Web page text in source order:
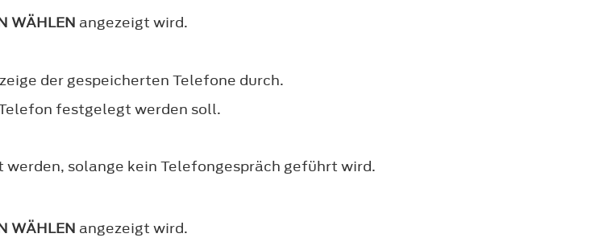
WÄHLEN angezeigt wird.
der gespeicherten Telefone durch.
festgelegt werden soll.
solange kein Telefongespräch geführt wird.
WÄHLEN angezeigt wird.